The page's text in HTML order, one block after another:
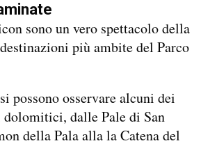
sono un vero spettacolo della
più ambite del Parco
possono osservare alcuni dei
dalle Pale di San
della Pala alla la Catena del